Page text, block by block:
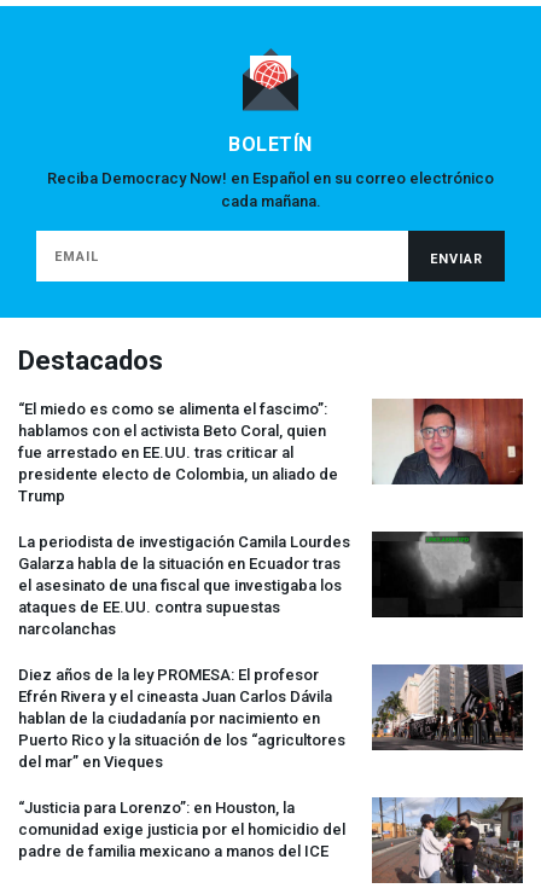
BOLETÍN
Reciba Democracy Now! en Español en su correo electrónico
cada mañana.
Destacados
“El miedo es como se alimenta el fascimo”:
hablamos con el activista Beto Coral, quien
fue arrestado en EE.UU. tras criticar al
presidente electo de Colombia, un aliado de
Trump
La periodista de investigación Camila Lourdes
Galarza habla de la situación en Ecuador tras
el asesinato de una fiscal que investigaba los
ataques de EE.UU. contra supuestas
narcolanchas
Diez años de la ley PROMESA: El profesor
Efrén Rivera y el cineasta Juan Carlos Dávila
hablan de la ciudadanía por nacimiento en
Puerto Rico y la situación de los “agricultores
del mar” en Vieques
“Justicia para Lorenzo”: en Houston, la
comunidad exige justicia por el homicidio del
padre de familia mexicano a manos del ICE